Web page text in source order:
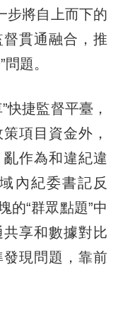
步將自上而下的
貫通融合，推
題。
捷監督平臺，
項目資金外，
作為和違紀違
內紀委書記反
的“群眾點題”中
享和數據對比
現問題，靠前